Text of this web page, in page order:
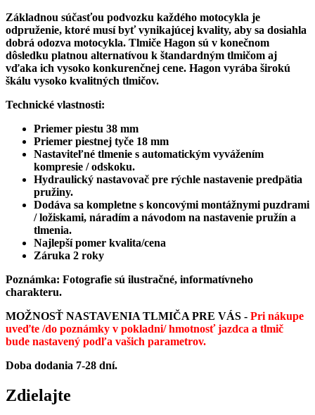
Základnou súčasťou podvozku každého motocykla je
odpruženie, ktoré musí byť vynikajúcej kvality, aby sa dosiahla
dobrá odozva motocykla. Tlmiče Hagon sú v konečnom
dôsledku platnou alternatívou k štandardným tlmičom aj
vďaka ich vysoko konkurenčnej cene. Hagon vyrába širokú
škálu vysoko kvalitných tlmičov.
Technické vlastnosti:
Priemer piestu 38 mm
Priemer piestnej tyče 18 mm
Nastaviteľné tlmenie s automatickým vyvážením
kompresie / odskoku.
Hydraulický nastavovač pre rýchle nastavenie predpätia
pružiny.
Dodáva sa kompletne s koncovými montážnymi puzdrami
/ ložiskami, náradím a návodom na nastavenie pružín a
tlmenia.
Najlepší pomer kvalita/cena
Záruka 2 roky
Poznámka: Fotografie sú ilustračné, informatívneho
charakteru.
MOŽNOSŤ NASTAVENIA TLMIČA PRE VÁS - Pri nákupe
uveďte /do poznámky v pokladni/ hmotnosť jazdca a tlmič
bude nastavený podľa vašich parametrov.
Doba dodania 7-28 dní.
Zdielajte